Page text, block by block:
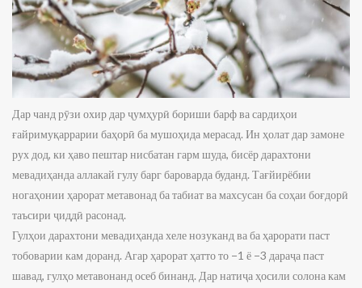
Дар чанд рӯзи охир дар ҷумҳурӣ бориши барф ва сардиҳои
ғайримуқаррарии баҳорӣ ба мушоҳида мерасад. Ин ҳолат дар замоне
рух дод, ки ҳаво пештар нисбатан гарм шуда, бисёр дарахтони
мевадиҳанда аллакай гулу барг бароварда буданд. Тағйирёбии
ногаҳонии ҳарорат метавонад ба табиат ва махсусан ба соҳаи боғдорӣ
таъсири ҷиддӣ расонад.
Гулҳои дарахтони мевадиҳанда хеле нозуканд ва ба ҳарорати паст
тобоварии кам доранд. Агар ҳарорат ҳатто то −1 ё −3 дараҷа паст
шавад, гулҳо метавонанд осеб бинанд. Дар натиҷа ҳосили солона кам